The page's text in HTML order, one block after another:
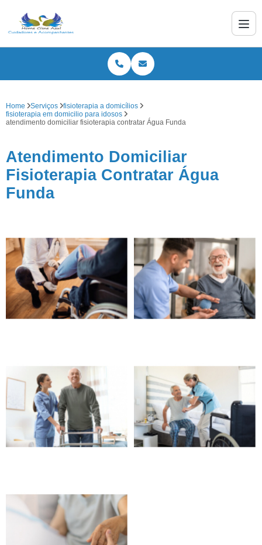
Home Serviços
fisioterapia a domicílios
fisioterapia em domicilio para idosos
atendimento domiciliar fisioterapia contratar Água Funda
Atendimento Domiciliar
Fisioterapia Contratar Água
Funda